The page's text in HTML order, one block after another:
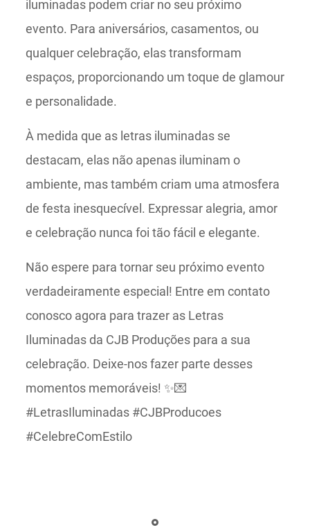
iluminadas podem criar no seu próximo
evento. Para aniversários, casamentos, ou
qualquer celebração, elas transformam
espaços, proporcionando um toque de glamour
e personalidade.
À medida que as letras iluminadas se
destacam, elas não apenas iluminam o
ambiente, mas também criam uma atmosfera
de festa inesquecível. Expressar alegria, amor
e celebração nunca foi tão fácil e elegante.
Não espere para tornar seu próximo evento
verdadeiramente especial! Entre em contato
conosco agora para trazer as Letras
Iluminadas da CJB Produções para a sua
celebração. Deixe-nos fazer parte desses
momentos memoráveis! ✨💌
#LetrasIluminadas #CJBProducoes
#CelebreComEstilo